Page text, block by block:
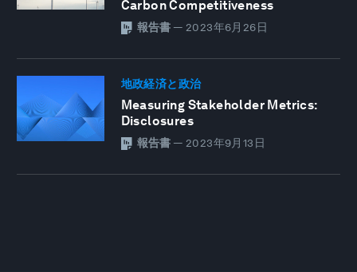
Carbon Competitiveness
報告書 — 2023年6月26日
地政経済と政治
Measuring Stakeholder Metrics:
Disclosures
報告書 — 2023年9月13日